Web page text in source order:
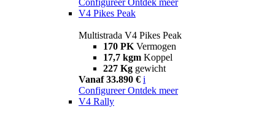
V4 Pikes Peak
Multistrada V4 Pikes Peak
170 PK Vermogen
17,7 kgm Koppel
227 Kg gewicht
Vanaf 33.890 € i
Configureer Ontdek meer
V4 Rally